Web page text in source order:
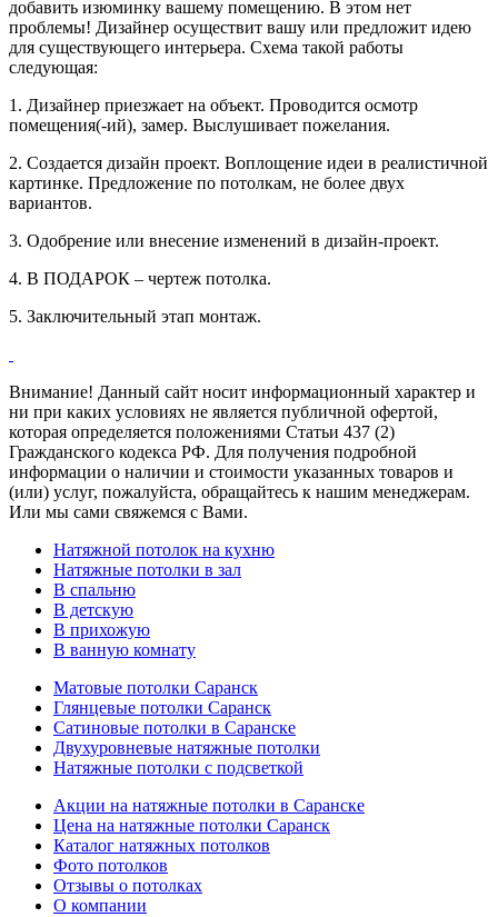
добавить изюминку вашему помещению. В этом нет
проблемы! Дизайнер осуществит вашу или предложит идею
для существующего интерьера. Схема такой работы
следующая:
1. Дизайнер приезжает на объект. Проводится осмотр
помещения(-ий), замер. Выслушивает пожелания.
2. Создается дизайн проект. Воплощение идеи в реалистичной
картинке. Предложение по потолкам, не более двух
вариантов.
3. Одобрение или внесение изменений в дизайн-проект.
4. В ПОДАРОК – чертеж потолка.
5. Заключительный этап монтаж.
Внимание! Данный сайт носит информационный характер и
ни при каких условиях не является публичной офертой,
которая определяется положениями Статьи 437 (2)
Гражданского кодекса РФ. Для получения подробной
информации о наличии и стоимости указанных товаров и
(или) услуг, пожалуйста, обращайтесь к нашим менеджерам.
Или мы сами свяжемся с Вами.
Натяжной потолок на кухню
Натяжные потолки в зал
В спальню
В детскую
В прихожую
В ванную комнату
Матовые потолки Саранск
Глянцевые потолки Саранск
Сатиновые потолки в Саранске
Двухуровневые натяжные потолки
Натяжные потолки с подсветкой
Акции на натяжные потолки в Саранске
Цена на натяжные потолки Саранск
Каталог натяжных потолков
Фото потолков
Отзывы о потолках
О компании